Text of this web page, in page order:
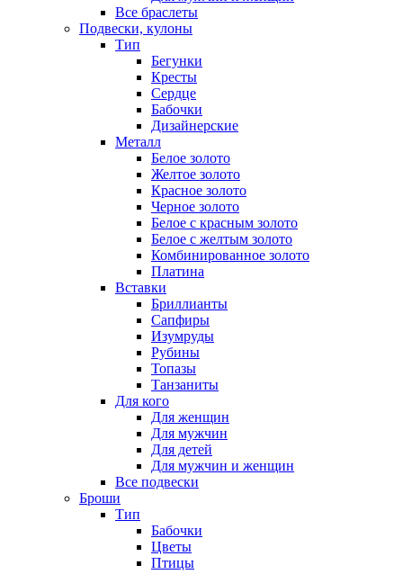
Все браслеты
Подвески, кулоны
Тип
Бегунки
Кресты
Сердце
Бабочки
Дизайнерские
Металл
Белое золото
Желтое золото
Красное золото
Черное золото
Белое с красным золото
Белое с желтым золото
Комбинированное золото
Платина
Вставки
Бриллианты
Сапфиры
Изумруды
Рубины
Топазы
Танзаниты
Для кого
Для женщин
Для мужчин
Для детей
Для мужчин и женщин
Все подвески
Броши
Тип
Бабочки
Цветы
Птицы